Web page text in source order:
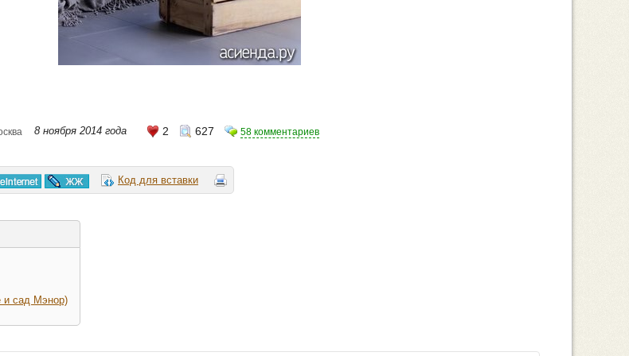
8 ноября 2014 года 2 627 58 комментариев
Код для вставки
и сад Мэнор)